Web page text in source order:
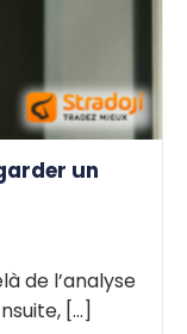
un
de l’analyse
[...]